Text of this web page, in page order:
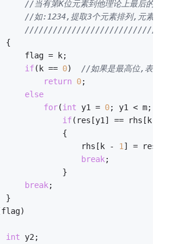
//当有第K位元素到他理论上最后的位置
//如:1234,提取3个元素排列,元素2的理论
		{
			flag = k;
if(k == 0) //如果是最高位,表明所有
return 0;
else
for(int y1 = 0; y1 < m;
if(res[y1] == rhs[k -
					{
						rhs[k -
1 ] = res[y1
break;
					}
break;
		}
int y2;